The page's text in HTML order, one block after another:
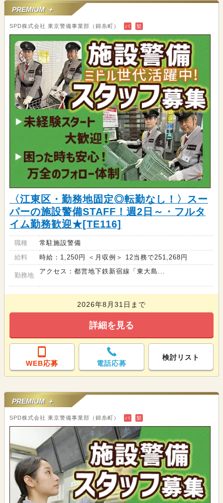
PREMIUM ＋
SPD株式会社 東京警備事業部（錦糸町） バ 契
〈江東区・勤務地固定◎転勤なし！〉スー
パーの施設警備STAFF！週2日～・フルタ
イム勤務歓迎★[TE116]
職種
常駐施設警備
給料
時給：1,250円 ＜月収例＞ 12当務で251,268円
勤務地
アクセス：都営地下鉄新宿線「東大島...
2026年8月31日まで
詳細を見る
WEB応募 電話応募
検討リスト
PREMIUM ＋
SPD株式会社 東京警備事業部（錦糸町） バ 契